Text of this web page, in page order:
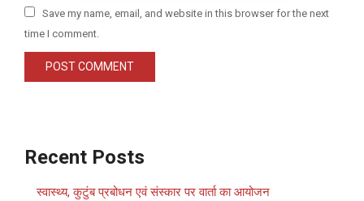
Save my name, email, and website in this browser for the next
time I comment.
Recent Posts
स्वास्थ्य, कुटुंब प्रबोधन एवं संस्कार पर वार्ता का आयोजन